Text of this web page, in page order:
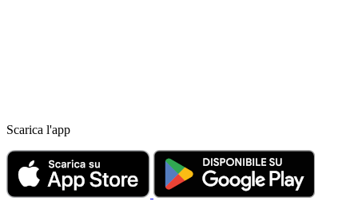
Scarica l'app